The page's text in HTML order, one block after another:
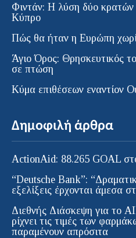
Φιντάν: Η λύση δύο κρατών
Κύπρο
Πώς θα ήταν η Ευρώπη
Άγιο Όρος: Θρησκευτικός
σε πτώση
Κύμα επιθέσεων εναντίον
Δημοφιλή άρθρα
ActionAid: 88.265 GOAL
“Deutsche Bank”:
εξελίξεις έρχονται άμεσα
Διεθνής Διάσκεψη για το
ρίχνει τις τιμές των
παραμένουν απρόσιτα